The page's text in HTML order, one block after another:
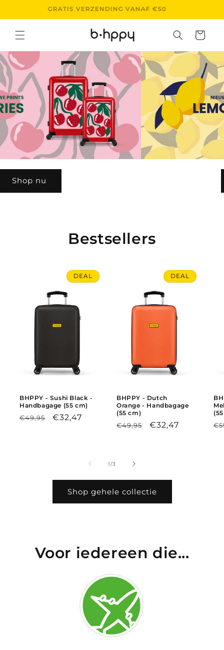
GRATIS VERZENDING VANAF €50
Cart
Bestsellers
DEAL
BHPPY - Sushi Black -
Handbagage (55 cm)
Regular
€49,95
Sale
€32,47
DEAL
BHPPY - Dutch
Orange - Handbagage
(55 cm)
Regular
€49,95
Sale
€32,47
1/of
3
Shop gehele collectie
Voor iedereen die...